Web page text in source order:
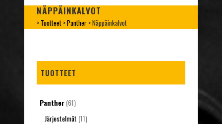
NÄPPÄINKALVOT
> Tuotteet >Panther >Näppäinkalvot
TUOTTEET
Panther(61)
Järjestelmät (11)